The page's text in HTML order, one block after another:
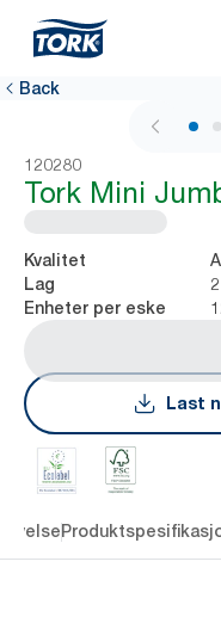
Back
120280
Tork Mini
Kvalitet
Lag 2
Enheter per eske
Last